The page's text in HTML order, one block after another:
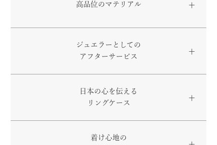
高品位のマテリアル
ジュエラーとしての
アフターサービス
日本の心を伝える
リングケース
着け心地の